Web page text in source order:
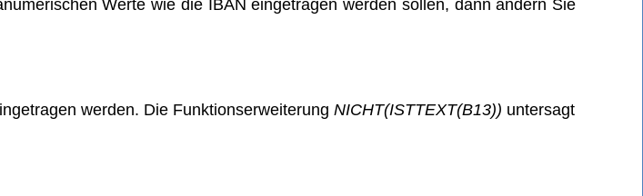
Werte wie die IBAN eingetragen werden sollen, dann ändern Sie
werden. Die Funktionserweiterung NICHT(ISTTEXT(B13)) untersagt